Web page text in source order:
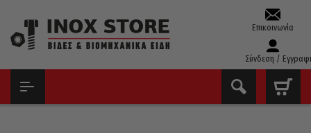
Επικοινωνία
Σύνδεση /